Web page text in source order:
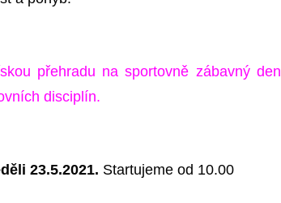
přehradu na sportovně zábavný den
disciplín.
děli 23.5.2021. Startujeme od 10.00